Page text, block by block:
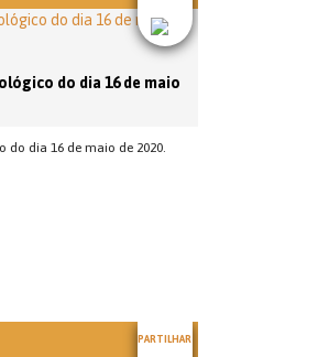
do dia 16 de maio
do dia 16 de maio de 2020.
PARTILHAR